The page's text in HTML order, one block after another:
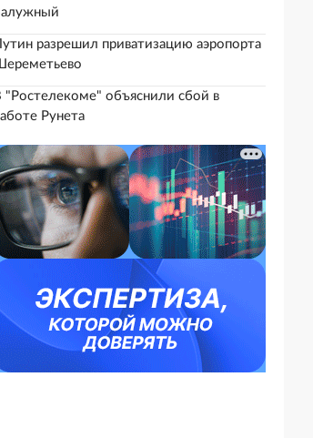
разрешил приватизацию аэропорта
"Ростелекоме" объяснили сбой в
Рунета